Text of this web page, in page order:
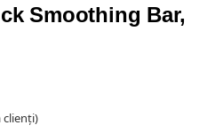
Smoothing Bar,
clienți)